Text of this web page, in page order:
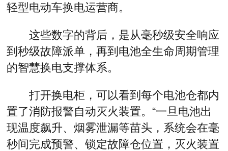
轻型电动车换电运营商。
这些数字的背后，是从毫秒级安全响应
到秒级故障派单，再到电池全生命周期管理
的智慧换电支撑体系。
打开换电柜，可以看到每个电池仓都内
置了消防报警自动灭火装置。“一旦电池出
现温度飙升、烟雾泄漏等苗头，系统会在毫
秒间完成预警、锁定故障仓位置，灭火装置